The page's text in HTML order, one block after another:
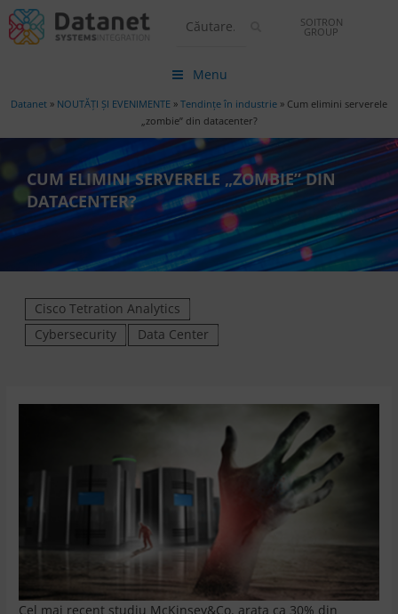
SOITRON
GROUP
Menu
Datanet » NOUTĂȚI ȘI EVENIMENTE » Tendințe în industrie » Cum elimini serverele
„zombie” din datacenter?
CUM ELIMINI SERVERELE „ZOMBIE” DIN
DATACENTER?
Cisco Tetration Analytics
Cybersecurity
Data Center
Cel mai recent studiu McKinsey&Co. arata ca 30% din